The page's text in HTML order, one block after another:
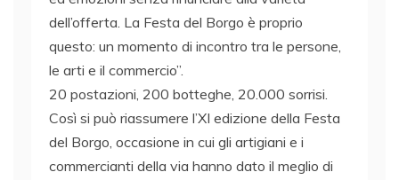
dell’offerta. La Festa del Borgo è proprio
questo: un momento di incontro tra le persone,
le arti e il commercio”.
20 postazioni, 200 botteghe, 20.000 sorrisi.
Così si può riassumere l’XI edizione della Festa
del Borgo, occasione in cui gli artigiani e i
commercianti della via hanno dato il meglio di